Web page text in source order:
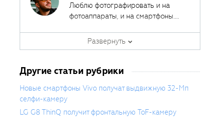
Люблю фотографировать и на
фотоаппараты, и на смартфоны.
которая всегда с собой.
Автор курсов и эксперт
Fotoshkola.net
Развернуть
Другие статьи рубрики
Новые смартфоны Vivo получат выдвижную 32-Мп
селфи-камеру
LG G8 ThinQ получит фронтальную ToF-камеру